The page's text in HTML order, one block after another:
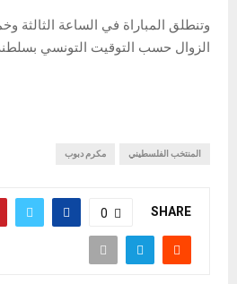
وتنطلق المباراة في الساعة الثالثة
الزوال حسب التوقيت التونسي
المنتخب الفلسطيني مكرم دبوب
SHARE
0